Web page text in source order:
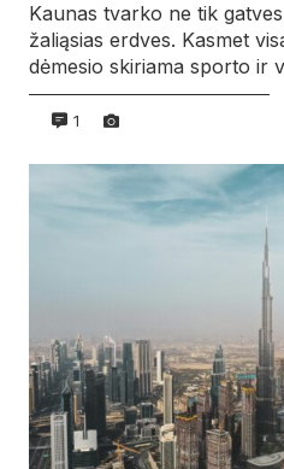
Kaunas tvarko ne tik
žaliąsias erdves. Kasmet
dėmesio skiriama sporto ir
1